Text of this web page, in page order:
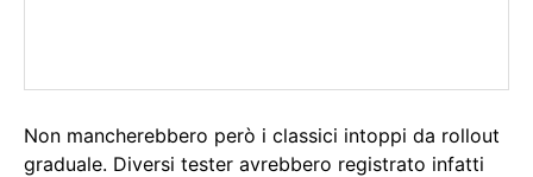
Non mancherebbero però i classici intoppi da rollout
graduale. Diversi tester avrebbero registrato infatti